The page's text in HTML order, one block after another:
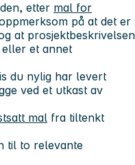
etter mal for
på at det er
at prosjektbeskrivelsen
et annet
du nylig har levert
ved et utkast av
mal fra tiltenkt
til to relevante